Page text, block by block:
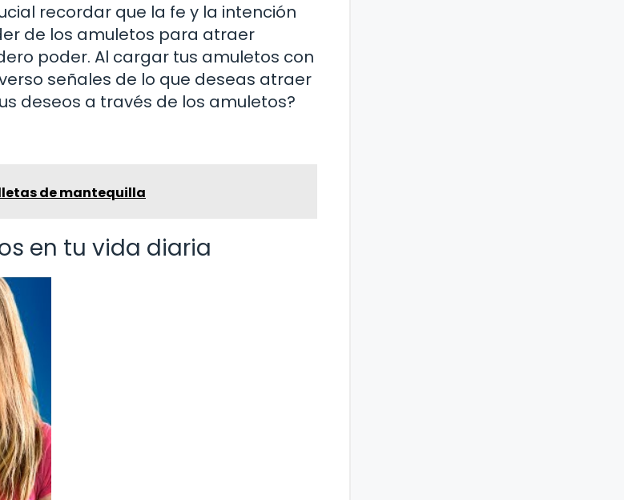
recordar que la fe y la intención
de los amuletos para atraer
poder. Al cargar tus amuletos con
señales de lo que deseas atraer
deseos a través de los amuletos?
de mantequilla
en tu vida diaria